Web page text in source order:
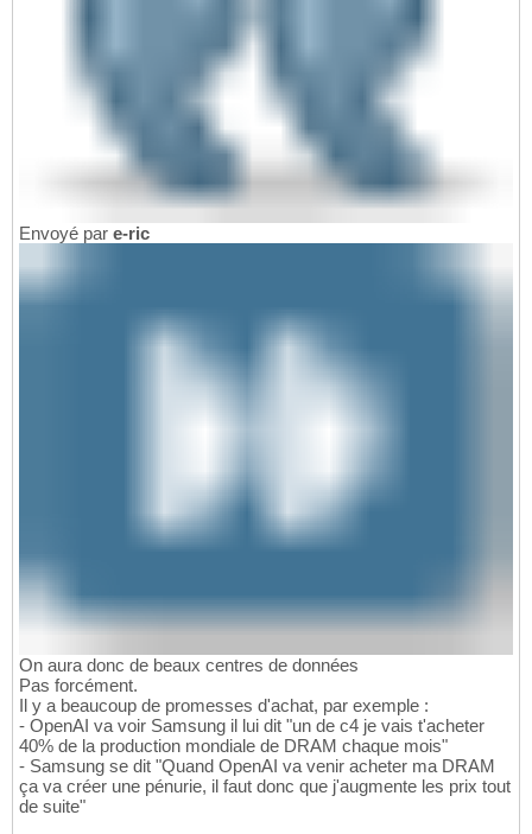
Envoyé par e-ric
On aura donc de beaux centres de données
Pas forcément.
Il y a beaucoup de promesses d'achat, par exemple :
- OpenAI va voir Samsung il lui dit "un de c4 je vais t'acheter
40% de la production mondiale de DRAM chaque mois"
- Samsung se dit "Quand OpenAI va venir acheter ma DRAM
ça va créer une pénurie, il faut donc que j'augmente les prix tout
de suite"